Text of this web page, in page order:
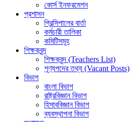
কোর্স ইনফরমেশন
প্রশাসন
প্রিন্সিপালের বার্তা
কর্মচারী তালিকা
কমিটিসমূহ
শিক্ষকবৃন্দ
শিক্ষকবৃন্দ (Teachers List)
শূণ্যপদের তথ্য (Vacant Posts)
বিভাগ
বাংলা বিভাগ
রাষ্ট্রবিজ্ঞান বিভাগ
হিসাববিজ্ঞান বিভাগ
ব্যবস্থাপনা বিভাগ